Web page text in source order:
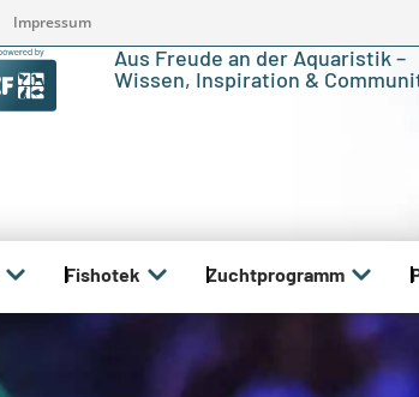
Impressum
Aus Freude an der Aquaristik –
Wissen, Inspiration &
Fishotek Zuchtprogramm